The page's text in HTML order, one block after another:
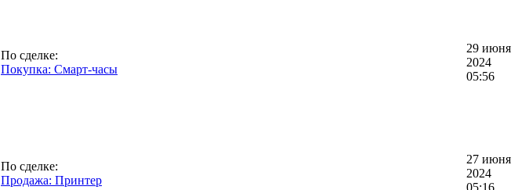
По сделке:
Покупка: Смарт-часы
29 июня
2024
05:56
По сделке:
Продажа: Принтер
27 июня
2024
05:16